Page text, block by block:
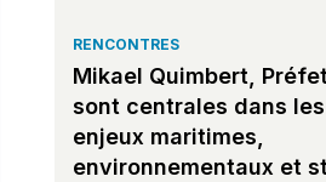
RENCONTRES
Mikael Quimbert,
sont centrales dans
enjeux maritimes,
environnementaux et